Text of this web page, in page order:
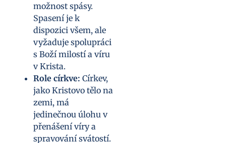
možnost spásy.
Spasení je k
dispozici všem, ale
vyžaduje spolupráci
s Boží milostí a víru
v Krista.
Role církve: Církev,
jako Kristovo tělo na
zemi, má
jedinečnou úlohu v
přenášení víry a
spravování svátostí.